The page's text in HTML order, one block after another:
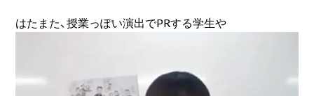
はたまた、授業っぽい演出でPRする学生や